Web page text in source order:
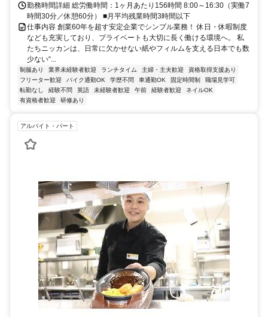
勤務時間詳細 総労働時間：1ヶ月あたり156時間 8:00～16:30（実働7
時間30分／休憩60分） ■月平均残業時間3時間以下
仕事内容 創業60年を超す安定企業でシンプル業務！ 休日・休暇制度
なども充実しており、プライベートも大切に長く働ける環境へ。 私
たちニッカンは、日常に欠かせない紙やフィルムを支える日本でも数
少ない“...
制服あり 業界未経験者歓迎 ランチタイム 主婦・主夫歓迎
資格取得支援あり
フリーター歓迎
バイク通勤OK 学歴不問 車通勤OK 固定時間制
職場見学可
転勤なし
経験不問 英語 未経験者歓迎 午前 経験者歓迎
ネイルOK
有資格者歓迎
研修あり
アルバイト・パート